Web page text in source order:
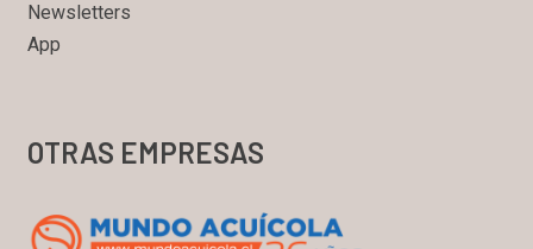
Newsletters
App
OTRAS EMPRESAS